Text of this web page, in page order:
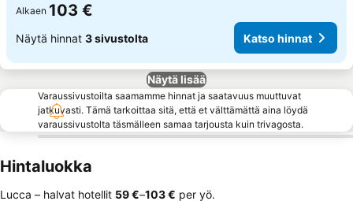
Alkaen 103 €
Näytä hinnat 3 sivustolta Katso hinnat
Näytä lisää
Varaussivustoilta saamamme hinnat ja saatavuus muuttuvat
jatkuvasti. Tämä tarkoittaa sitä, että et välttämättä aina löydä
varaussivustolta täsmälleen samaa tarjousta kuin trivagosta.
Hintaluokka
Lucca – halvat hotellit ‎59 €–‎103 € per yö.